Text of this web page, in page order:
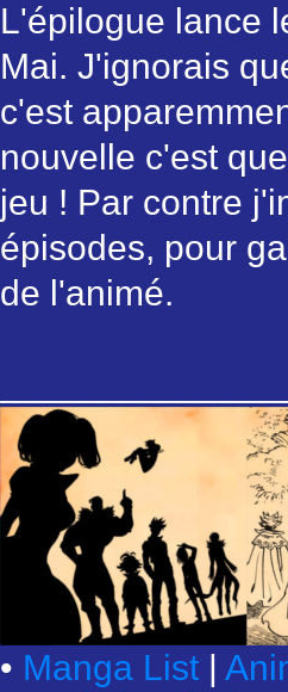
L'épilogue lance
Mai. J'ignorais
c'est
nouvelle c'est
jeu ! Par contre
épisodes, pour
de l'animé.
• Manga List |